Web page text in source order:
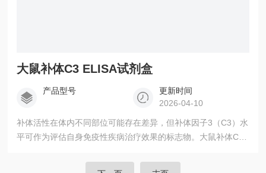
大鼠补体C3 ELISA试剂盒
产品型号
更新时间
2026-04-10
补体活性在体内不同部位可能存在差异，但补体因子3（C3）水
平可作为评估自身免疫性疾病治疗效果的标志物。大鼠补体C3